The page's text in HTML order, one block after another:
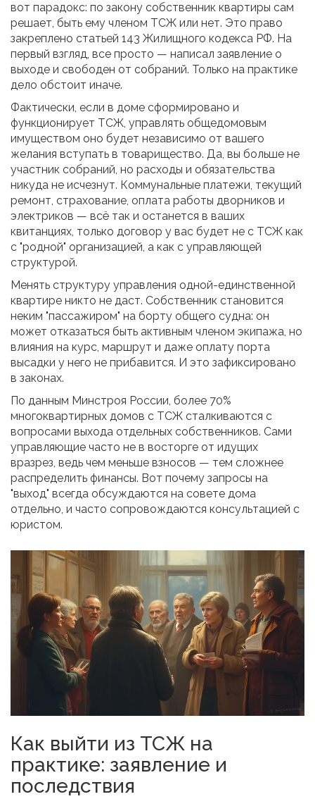
вот парадокс: по закону собственник квартиры сам
решает, быть ему членом ТСЖ или нет. Это право
закреплено статьей 143 Жилищного кодекса РФ. На
первый взгляд, все просто — написал заявление о
выходе и свободен от собраний. Только на практике
дело обстоит иначе.
Фактически, если в доме сформировано и
функционирует ТСЖ, управлять общедомовым
имуществом оно будет независимо от вашего
желания вступать в товарищество. Да, вы больше не
участник собраний, но расходы и обязательства
никуда не исчезнут. Коммунальные платежи, текущий
ремонт, страхование, оплата работы дворников и
электриков — всё так и останется в ваших
квитанциях, только договор у вас будет не с ТСЖ как
с "родной" организацией, а как с управляющей
структурой.
Менять структуру управления одной-единственной
квартире никто не даст. Собственник становится
неким "пассажиром" на борту общего судна: он
может отказаться быть активным членом экипажа, но
влияния на курс, маршрут и даже оплату порта
высадки у него не прибавится. И это зафиксировано
в законах.
По данным Минстроя России, более 70%
многоквартирных домов с ТСЖ сталкиваются с
вопросами выхода отдельных собственников. Сами
управляющие часто не в восторге от идущих
вразрез, ведь чем меньше взносов — тем сложнее
распределить финансы. Вот почему запросы на
"выход" всегда обсуждаются на совете дома
отдельно, и часто сопровождаются консультацией с
юристом.
Как выйти из ТСЖ на
практике: заявление и
последствия